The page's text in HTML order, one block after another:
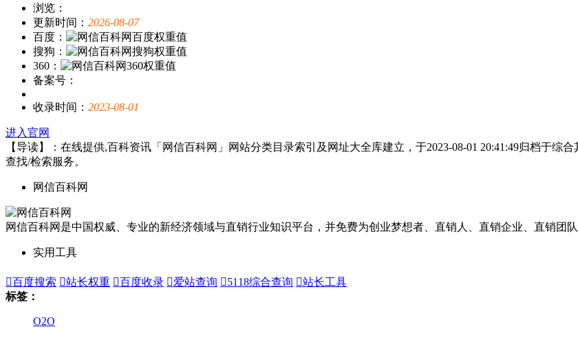
浏览：
更新时间： 2026-08-07
百度：
搜狗：
360：
备案号：
收录时间： 2023-08-01
进入官网
【导读】：在线提供,百科资讯「网信百科网」网站分类目录索引及网址大全库建立，于2023-08-01 20:41:49归档于
查找/检索服务。
网信百科网
网信百科网是中国权威、专业的新经济领域与直销行业知识平台，并免费为创业梦想者、直销人、直销企业、直销团队
实用工具
百度搜索 站长权重 百度收录 爱站查询 5118综合查询 站长工具
标签：
O2O